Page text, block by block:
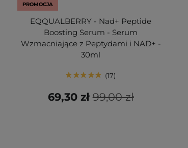
PROMOCJA
EQQUALBERRY - Nad+ Peptide
Boosting Serum - Serum
Wzmacniające z Peptydami i NAD+ -
30ml
17
99,00 zł
69,30 zł